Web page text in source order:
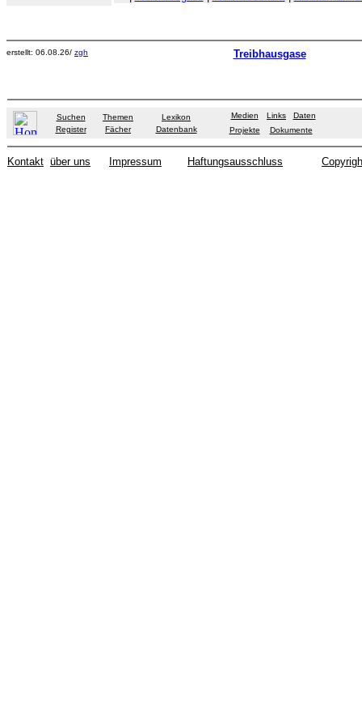
erstellt: 06.08.26/ zgh Treibhausgase
Suchen Themen
Lexikon
Register
Fächer Datenbank
Medien Links
Daten
Projekte
Dokumente
Kontakt über uns Impressum Haftungsausschluss